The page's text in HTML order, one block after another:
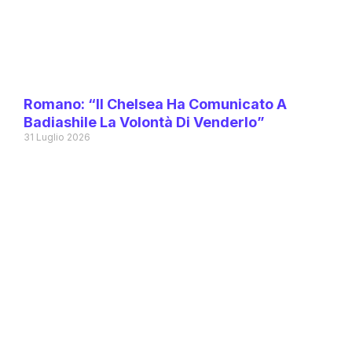
Romano: “Il Chelsea Ha Comunicato A
Badiashile La Volontà Di Venderlo”
31 Luglio 2026